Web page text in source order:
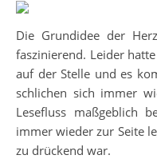
Die Grundidee der
faszinierend. Leider
auf der Stelle und es
schlichen sich immer
Lesefluss maßgeblich
immer wieder zur Seite
zu drückend war.